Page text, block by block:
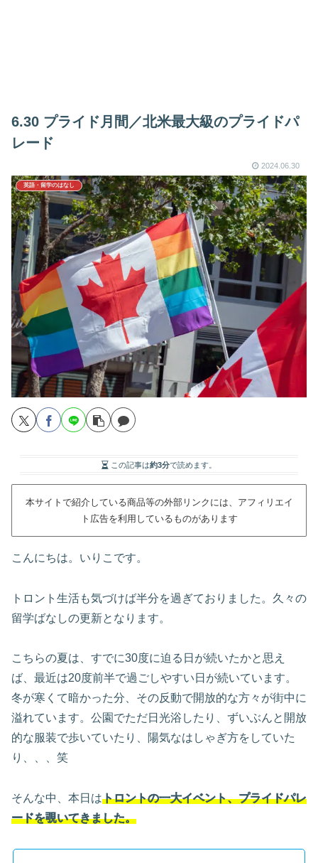
6.30 プライド月間／北米最大級のプライドパ
レード
2024.06.30
英語・留学のはなし
この記事は約3分で読めます。
本サイトで紹介している商品等の外部リンクには、アフィリエイ
ト広告を利用しているものがあります
こんにちは。いりこです。
トロント生活も気づけば半分を過ぎておりました。久々の
留学ばなしの更新となります。
こちらの夏は、すでに30度に迫る日が続いたかと思え
ば、最近は20度前半で過ごしやすい日が続いています。
冬が寒くて暗かった分、その反動で開放的な方々が街中に
溢れています。公園でただ日光浴したり、ずいぶんと開放
的な服装で歩いていたり、陽気なはしゃぎ方をしていた
り、、、笑
そんな中、本日はトロントの一大イベント、プライドパレ
ードを覗いてきました。